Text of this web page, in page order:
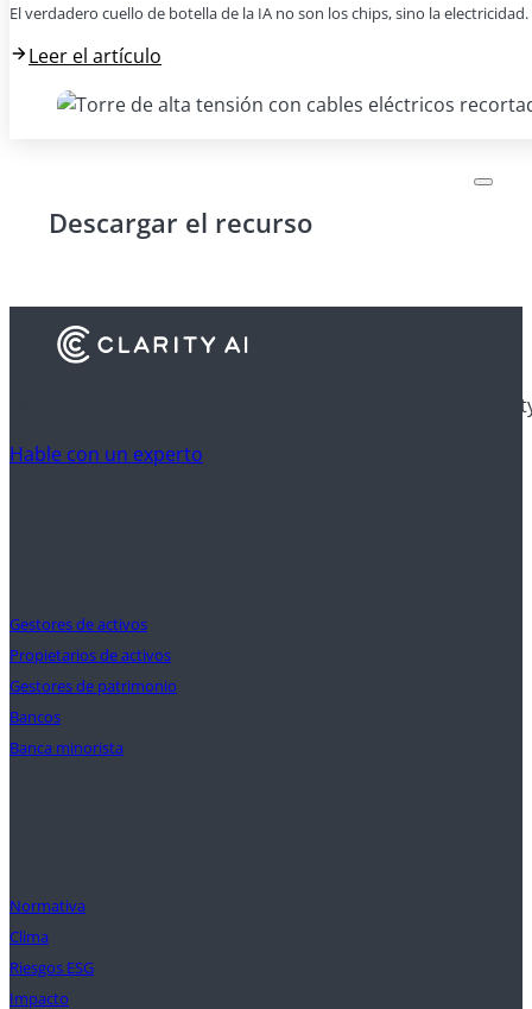
El verdadero cuello de botella de la IA no son los chips, sino la
Leer el artículo
Descargar el recurso
Descubra cómo las instituciones financieras utilizan
Hable con un experto
Gestores de activos
Propietarios de activos
Gestores de patrimonio
Bancos
Banca minorista
Normativa
Clima
Riesgos ESG
Impacto